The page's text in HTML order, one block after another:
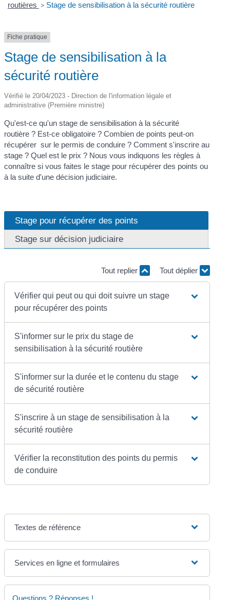
routières > Stage de sensibilisation à la sécurité routière
Fiche pratique
Stage de sensibilisation à la
sécurité routière
Vérifié le 20/04/2023 - Direction de l'information légale et
administrative (Première ministre)
Qu'est-ce qu'un stage de sensibilisation à la sécurité
routière ? Est-ce obligatoire ? Combien de points peut-on
récupérer sur le permis de conduire ? Comment s'inscrire au
stage ? Quel est le prix ? Nous vous indiquons les règles à
connaître si vous faites le stage pour récupérer des points ou
à la suite d'une décision judiciaire.
Stage pour récupérer des points
Stage sur décision judiciaire
Tout replier Tout déplier
Vérifier qui peut ou qui doit suivre un stage
pour récupérer des points
S'informer sur le prix du stage de
sensibilisation à la sécurité routière
S'informer sur la durée et le contenu du stage
de sécurité routière
S'inscrire à un stage de sensibilisation à la
sécurité routière
Vérifier la reconstitution des points du permis
de conduire
Textes de référence
Services en ligne et formulaires
Questions ? Réponses !